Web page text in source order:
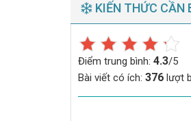
KIẾN THỨC CẦN
Điểm trung bình: 4.3/5
Bài viết có ích: 376lượt